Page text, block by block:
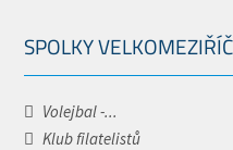
SPOLKY
Volejbal -...
Klub filatelistů